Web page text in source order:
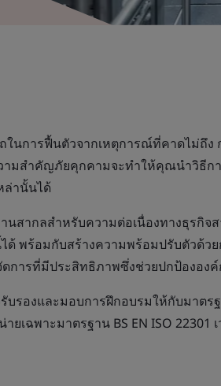
ในการฟื้นตัวจากเหตุการณ์ที่คาดไม่ถึง
ามสำคัญภัยคุกคามจะทำให้คุณนำวิธีกา
ล่านั้นได้
นสากลสำหรับความต่อเนื่องทางธุรกิจ
ด้ พร้อมกับสร้างความพร้อมปรับตัวด้ว
การที่มีประสิทธิภาพซึ่งช่วยปกป้ององ
บรองและมอบการฝึกอบรมให้กับมาตรฐ
ยเฉพาะมาตรฐาน BS EN ISO 22301